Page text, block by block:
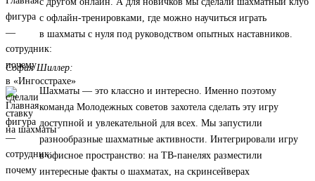
с офлайн-тренировками, где можно научиться играть
в шахматы с нуля под руководством опытных наставников.
София Шиллер:
Шахматы — это классно и интересно. Именно поэтому
команда Молодежных советов захотела сделать эту игру
доступной и увлекательной для всех. Мы запустили
разнообразные шахматные активности. Интегрировали игру
в офисное пространство: на ТВ-панелях разместили
интересные факты о шахматах, на скринсейверах